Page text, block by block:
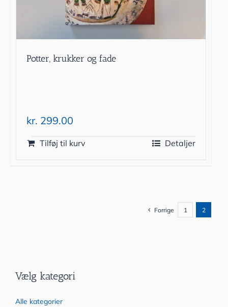
Potter, krukker og fade
kr. 299.00
Tilføj til kurv Detaljer
Forrige 1 2
Vælg kategori
Alle kategorier